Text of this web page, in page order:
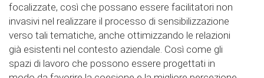
focalizzate, così che possano essere facilitatori non
invasivi nel realizzare il processo di sensibilizzazione
verso tali tematiche, anche ottimizzando le relazioni
già esistenti nel contesto aziendale. Così come gli
spazi di lavoro che possono essere progettati in